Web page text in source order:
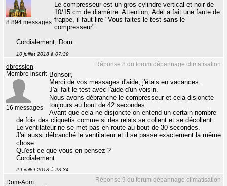
8 894 messages
Le compresseur est un gros cylindre vertical et noir de
10/15 cm de diamètre. Attention, Adel a fait une faute de
frappe, il faut lire "Vous faites le test sans le
compresseur".
Cordialement, Dom.
10 juillet 2018 à 07:39
Réponse 8 du forum dépannage climatisation
dbression
Membre inscrit
16 messages
Bonsoir,
Merci de vos messages d'aide, j'étais en vacances.
J'ai fait le test avec l'aide d'un voisin.
Nous avons débranché le compresseur et cela disjoncte
toujours au bout de 42 secondes.
Avant que cela ne disjoncte on entend un certain nombre
de fois des cliquetis comme si des relais se collent et se décollent.
Le ventilateur ne se met pas en route au bout de 30 secondes.
J'ai aussi débranché le ventilateur et il se passe exactement la même
chose.
Qu'est-ce que vous en pensez ?
Cordialement.
29 juillet 2018 à 23:34
Réponse 9 du forum dépannage climatisation
Dom-Aom